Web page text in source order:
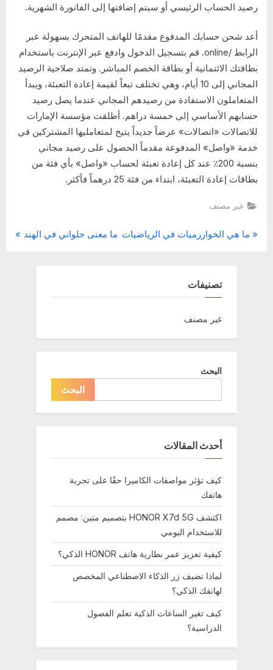
رصيد الحساب الرئيسي أو سيتم إضافتها إلى الفاتورة الشهرية.
أعد شحن حسابك المدفوع مقدمًا للهاتف المتحرك بسهولة عبر
الرابط /online. قم بتسجيل الدخول وادفع عبر الإنترنت باستخدام
بطاقتك الائتمانية أو بطاقة الخصم المباشر. وتمتد صلاحية الرصيد
المجاني إلى 10 أيام، وهي تختلف تبعاً لقيمة إعادة التعبئة، ويبدأ
المتعاملون الاستفادة من رصيدهم المجاني عندما يصل رصيد
حسابهم الأساسي إلى خمسة دراهم. أطلقت مؤسسة الإمارات
للاتصالات «اتصالات» عرضاً جديداً يتيح لمتعامليها المشتركين في
خدمة «واصل» المدفوعة مقدماً الحصول على رصيد مجاني
بنسبة 200٪ عند كل إعادة تعبئة لحساب «واصل» بأي فئة من
بطاقات إعادة التعبئة، ابتداء من فئة 25 درهماً فأكثر.
غير مصنف
تصفّح
P
ما هي الخوارزميات في الرياضيات N
ما معنى حلواني في الهند
تصنيفات
غير مصنف
البحث
البحث
أحدث المقالات
كيف تؤثر مواصفات الكاميرا حقًا على تجربة
هاتفك
اكتشف HONOR X7d 5G بتصميم متين: مصمم
للاستخدام اليومي
كيفية تعزيز عمر بطارية هاتف HONOR الذكي؟
لماذا تضيف زر الذكاء الاصطناعي المخصص
لهاتفك الذكي؟
كيف تغير الساعات الذكية تعلم الفصول
الدراسية؟